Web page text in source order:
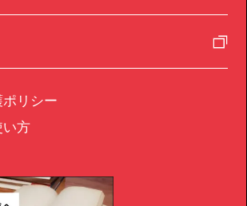
リシー
い方